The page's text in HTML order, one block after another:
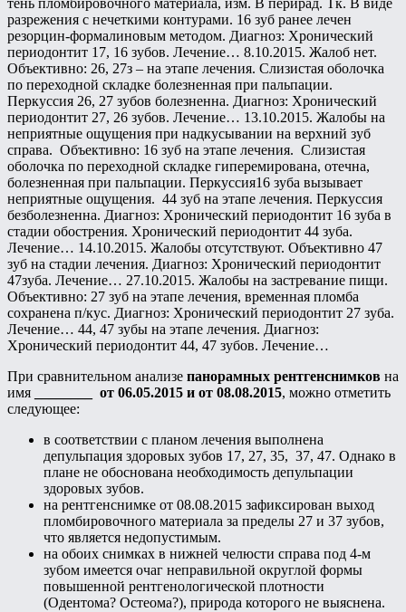
тень пломбировочного материала, изм. В перирад. Тк. В виде
разрежения с нечеткими контурами. 16 зуб ранее лечен
резорцин-формалиновым методом. Диагноз: Хронический
периодонтит 17, 16 зубов. Лечение… 8.10.2015. Жалоб нет.
Объективно: 26, 27з – на этапе лечения. Слизистая оболочка
по переходной складке болезненная при пальпации.
Перкуссия 26, 27 зубов болезненна. Диагноз: Хронический
периодонтит 27, 26 зубов. Лечение… 13.10.2015. Жалобы на
неприятные ощущения при надкусывании на верхний зуб
справа. Объективно: 16 зуб на этапе лечения. Слизистая
оболочка по переходной складке гиперемирована, отечна,
болезненная при пальпации. Перкуссия16 зуба вызывает
неприятные ощущения. 44 зуб на этапе лечения. Перкуссия
безболезненна. Диагноз: Хронический периодонтит 16 зуба в
стадии обострения. Хронический периодонтит 44 зуба.
Лечение… 14.10.2015. Жалобы отсутствуют. Объективно 47
зуб на стадии лечения. Диагноз: Хронический периодонтит
47зуба. Лечение… 27.10.2015. Жалобы на застревание пищи.
Объективно: 27 зуб на этапе лечения, временная пломба
сохранена п/кус. Диагноз: Хронический периодонтит 27 зуба.
Лечение… 44, 47 зубы на этапе лечения. Диагноз:
Хронический периодонтит 44, 47 зубов. Лечение…
При сравнительном анализе панорамных рентгенснимков на
имя
от 06.05.2015 и от 08.08.2015, можно отметить
следующее:
в соответствии с планом лечения выполнена
депульпация здоровых зубов 17, 27, 35, 37, 47. Однако в
плане не обоснована необходимость депульпации
здоровых зубов.
на рентгенснимке от 08.08.2015 зафиксирован выход
пломбировочного материала за пределы 27 и 37 зубов,
что является недопустимым.
на обоих снимках в нижней челюсти справа под 4-м
зубом имеется очаг неправильной округлой формы
повышенной рентгенологической плотности
(Одентома? Остеома?), природа которого не выяснена.